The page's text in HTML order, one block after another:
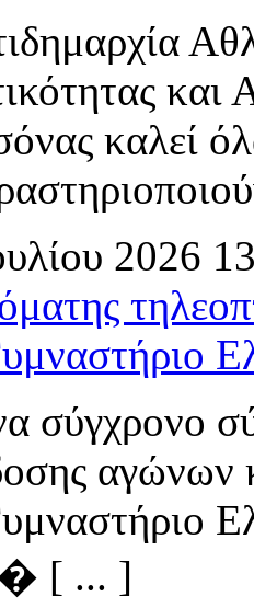
καλεί
2026
σύγχρονο
αγώνων
[ ... ]